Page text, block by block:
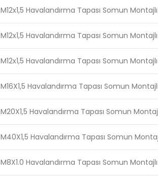
M12x1,5 Havalandırma Tapası Somun
M12x1,5 Havalandırma Tapası Somun
M12x1,5 Havalandırma Tapası Somun
M16X1,5 Havalandırma Tapası Somun
M20X1,5 Havalandırma Tapası Somun
M40X1,5 Havalandırma Tapası Somun
M8X1.0 Havalandırma Tapası Somun